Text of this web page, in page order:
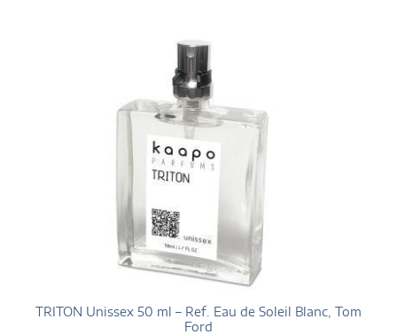
TRITON Unissex 50 ml – Ref. Eau de Soleil Blanc, Tom
Ford